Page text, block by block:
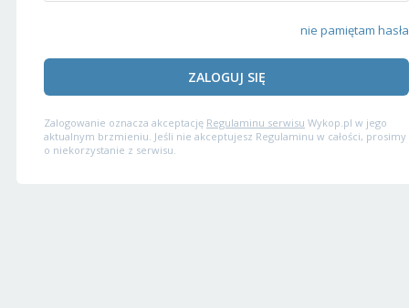
nie pamiętam hasła
ZALOGUJ SIĘ
Zalogowanie oznacza akceptację Regulaminu serwisu Wykop.pl w jego
aktualnym brzmieniu. Jeśli nie akceptujesz Regulaminu w całości, prosimy
o niekorzystanie z serwisu.